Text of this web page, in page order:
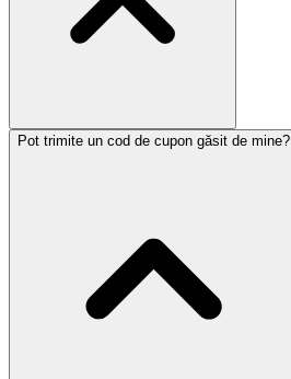
Pot trimite un cod de cupon găsit de mine?